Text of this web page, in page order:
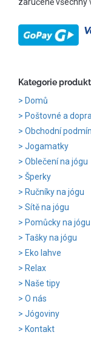
Kategorie
Domů
Poštovné a
Obchodní
Jogamatky
Oblečení na jógu
Šperky
Ručníky na jógu
Sítě na jógu
Pomůcky na jógu
Tašky na jógu
Eko lahve
Relax
Naše tipy
O nás
Jógoviny
Kontakt